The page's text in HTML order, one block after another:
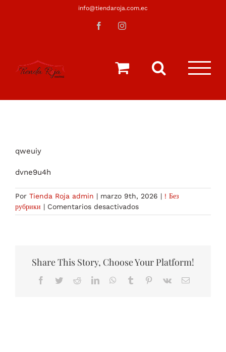
info@tiendaroja.com.ec
FacebookInstagram
qweuiy
dvne9u4h
Por Tienda Roja admin | marzo 9th, 2026 | ! Без
рубрики | Comentarios desactivadosen
what
Share This Story, Choose Your Platform!
Facebook
TwitterRedditLinkedInWhatsApp
Tumblr Pinterest
Vk
Correo